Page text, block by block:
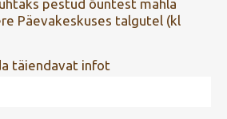
pestud õuntest mahla
Päevakeskuses talgutel (kl
täiendavat infot